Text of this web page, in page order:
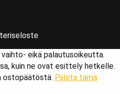
eikä palautusoikeutta.
kuin ne ovat esittely hetkelle.
ostopäätöstä. Piilota tämä